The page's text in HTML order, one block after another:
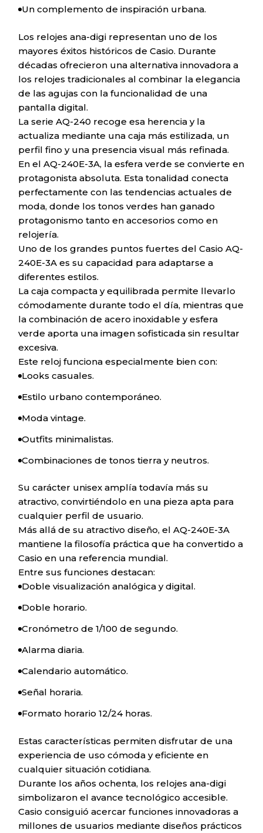
Un complemento de inspiración urbana.
Los relojes ana-digi representan uno de los
mayores éxitos históricos de Casio. Durante
décadas ofrecieron una alternativa innovadora a
los relojes tradicionales al combinar la elegancia
de las agujas con la funcionalidad de una
pantalla digital.
La serie AQ-240 recoge esa herencia y la
actualiza mediante una caja más estilizada, un
perfil fino y una presencia visual más refinada.
En el AQ-240E-3A, la esfera verde se convierte en
protagonista absoluta. Esta tonalidad conecta
perfectamente con las tendencias actuales de
moda, donde los tonos verdes han ganado
protagonismo tanto en accesorios como en
relojería.
Uno de los grandes puntos fuertes del Casio AQ-
240E-3A es su capacidad para adaptarse a
diferentes estilos.
La caja compacta y equilibrada permite llevarlo
cómodamente durante todo el día, mientras que
la combinación de acero inoxidable y esfera
verde aporta una imagen sofisticada sin resultar
excesiva.
Este reloj funciona especialmente bien con:
Looks casuales.
Estilo urbano contemporáneo.
Moda vintage.
Outfits minimalistas.
Combinaciones de tonos tierra y neutros.
Su carácter unisex amplía todavía más su
atractivo, convirtiéndolo en una pieza apta para
cualquier perfil de usuario.
Más allá de su atractivo diseño, el AQ-240E-3A
mantiene la filosofía práctica que ha convertido a
Casio en una referencia mundial.
Entre sus funciones destacan:
Doble visualización analógica y digital.
Doble horario.
Cronómetro de 1/100 de segundo.
Alarma diaria.
Calendario automático.
Señal horaria.
Formato horario 12/24 horas.
Estas características permiten disfrutar de una
experiencia de uso cómoda y eficiente en
cualquier situación cotidiana.
Durante los años ochenta, los relojes ana-digi
simbolizaron el avance tecnológico accesible.
Casio consiguió acercar funciones innovadoras a
millones de usuarios mediante diseños prácticos